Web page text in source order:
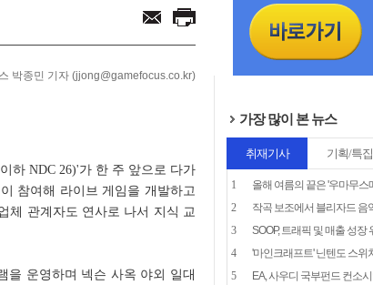
박종민 기자 (jjong@gamefocus.co.kr)
하 NDC 26)'가 한 주 앞으로 다가
참여해 라이브 게임을 개발하고
체 관계자도 연사로 나서 지식 교
을 운영하며 넥슨 사옥 야외 일대
가장 많이 본 뉴스
취재기사 기획/특집
1
올해 여름의 끝은 '우마무스
2
작곡 보조에서 블리자드 음
3
SOOP, 트래픽 및 매출 성장
4
'마인크래프트' 닌텐도 스위
5
EA, 사우디 국부펀드 컨소시